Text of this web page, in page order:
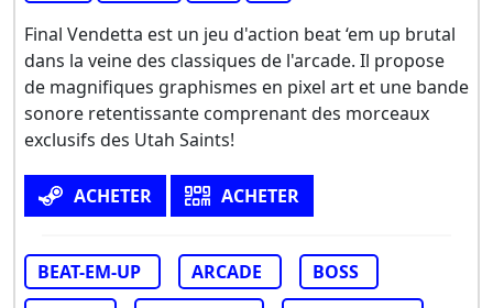
Final Vendetta est un jeu d'action beat ‘em up brutal
dans la veine des classiques de l'arcade. Il propose
de magnifiques graphismes en pixel art et une bande
sonore retentissante comprenant des morceaux
exclusifs des Utah Saints!
ACHETER ACHETER
BEAT-EM-UP ARCADE
BOSS